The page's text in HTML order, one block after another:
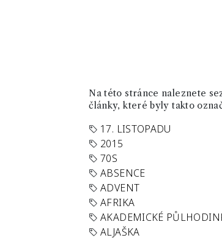
Na této stránce naleznete
články, které byly takto
17. LISTOPADU
2015
70S
ABSENCE
ADVENT
AFRIKA
AKADEMICKÉ
ALJAŠKA